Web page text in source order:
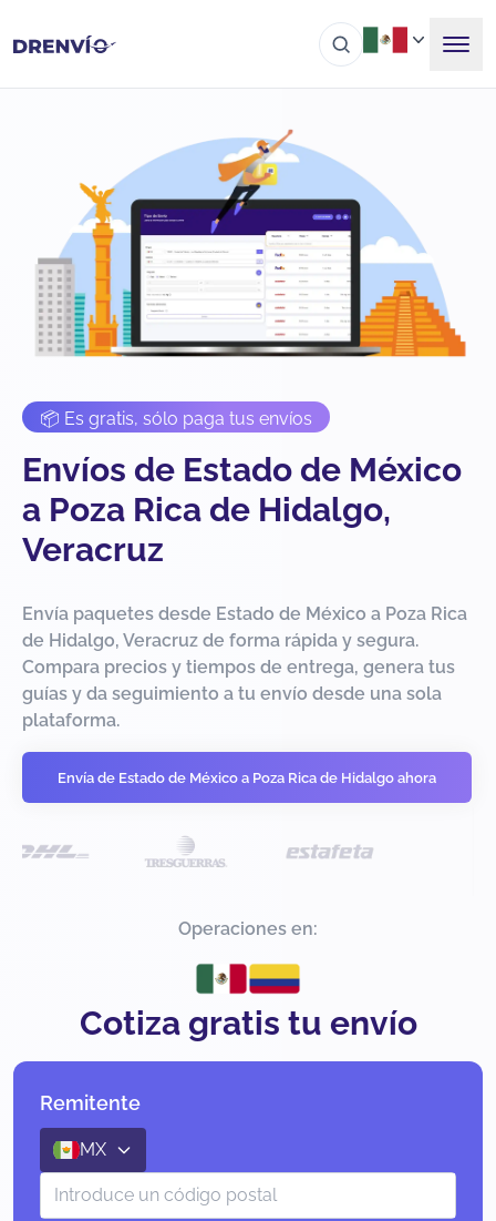
📦 Es gratis, sólo paga tus envíos
Envíos de Estado de México
a Poza Rica de Hidalgo,
Veracruz
Envía paquetes desde Estado de México a Poza Rica
de Hidalgo, Veracruz de forma rápida y segura.
Compara precios y tiempos de entrega, genera tus
guías y da seguimiento a tu envío desde una sola
plataforma.
Envía de Estado de México a Poza Rica de Hidalgo ahora
Operaciones en:
Cotiza gratis tu envío
Remitente
MX